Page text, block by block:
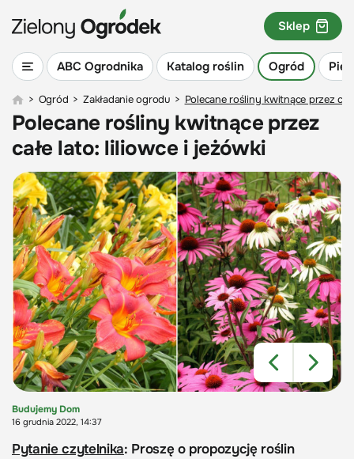
ABC Ogrodnika Katalog roślin Ogród
Sklep
> Ogród > Zakładanie ogrodu > Polecane rośliny kwitnące przez
Polecane rośliny kwitnące przez
całe lato: liliowce i jeżówki
Budujemy Dom
16 grudnia 2022, 14:37
Pytanie czytelnika: Proszę o propozycję roślin